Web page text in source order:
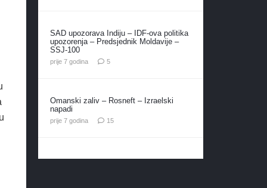
SAD upozorava Indiju – IDF-ova politika
upozorenja – Predsjednik Moldavije –
SSJ-100
prije 7 godina 5komentara
Omanski zaliv – Rosneft – Izraelski
napadi
prije 7 godina 15komentara